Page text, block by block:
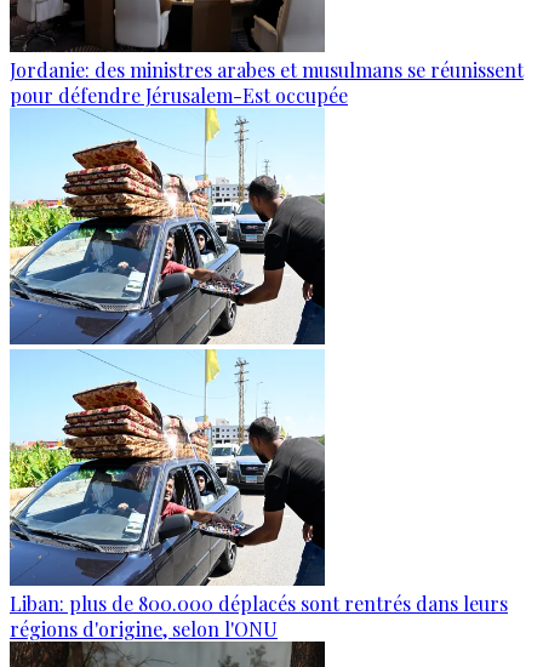
Jordanie: des ministres arabes et musulmans se réunissent
pour défendre Jérusalem-Est occupée
Liban: plus de 800.000 déplacés sont rentrés dans leurs
régions d'origine, selon l'ONU